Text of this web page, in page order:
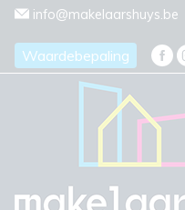
Menu overslaan en naar de
info@makelaarshuys.be
Waardebepaling